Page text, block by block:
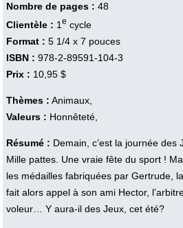
Nombre de pages : 48
Clientèle : 1 e cycle
Format : 5 1/4 x 7 pouces
ISBN : 978-2-89591-104-3
Prix : 10,95 $
Thèmes : Animaux,
Valeurs : Honnêteté,
Résumé : Demain, c’est la journée des
Mille pattes. Une vraie fête du sport !
les médailles fabriquées par Gertrude,
fait alors appel à son ami Hector,
voleur… Y aura-il des Jeux, cet été?